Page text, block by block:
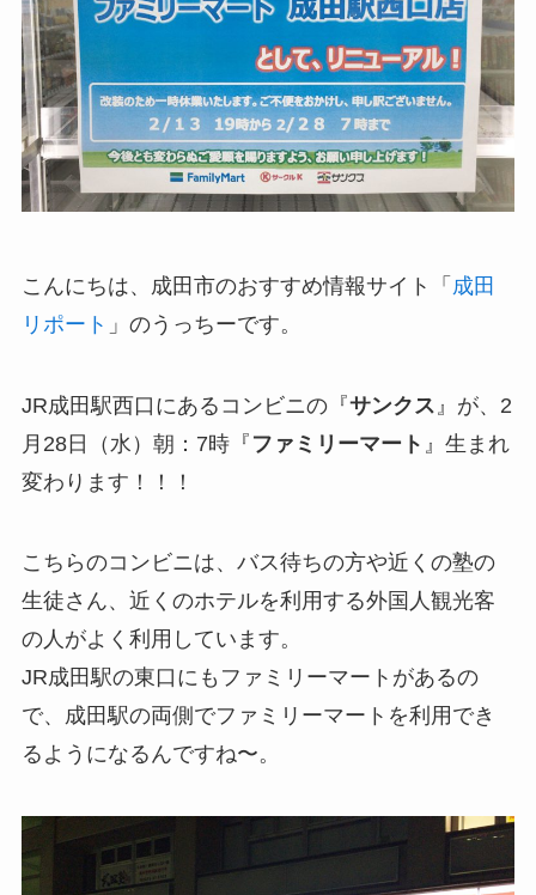
こんにちは、成田市のおすすめ情報サイト「 成田
リポート 」のうっちーです。
JR成田駅西口にあるコンビニの『サンクス 』が、2
月28日（水）朝：7時『 ファミリーマート 』生まれ
変わります！！！
こちらのコンビニは、バス待ちの方や近くの塾の
生徒さん、近くのホテルを利用する外国人観光客
の人がよく利用しています。
JR成田駅の東口にもファミリーマートがあるの
で、成田駅の両側でファミリーマートを利用でき
るようになるんですね〜。